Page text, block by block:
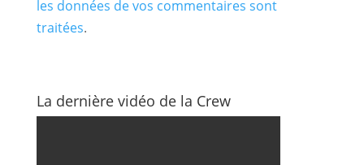
les données de vos commentaires sont
traitées.
La dernière vidéo de la Crew